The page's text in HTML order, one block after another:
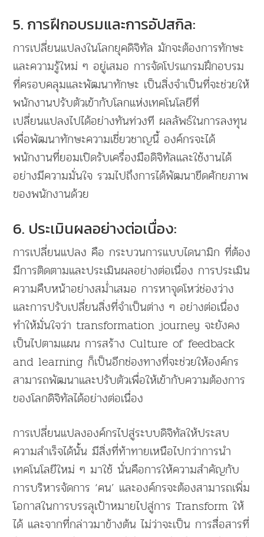
5. การฝึกอบรมและการอัปสกิล:
การเปลี่ยนแปลงในโลกยุคดิจิทัล มักจะต้องการทักษะ
และความรู้ใหม่ ๆ อยู่เสมอ การจัดโปรแกรมฝึกอบรม
ที่ครอบคลุมและพัฒนาทักษะ เป็นสิ่งจำเป็นที่จะช่วยให้
พนักงานปรับตัวเข้ากับโลกแห่งเทคโนโลยีที่
เปลี่ยนแปลงไปได้อย่างทันท่วงที ผลลัพธ์ในการลงทุน
เพื่อพัฒนาทักษะความเชี่ยวชาญนี้ องค์กรจะได้
พนักงานที่ยอมเปิดรับเครื่องมือดิจิทัลและใช้งานได้
อย่างมีความมั่นใจ รวมไปถึงการได้พัฒนาขีดศักยภาพ
ของพนักงานด้วย
6. ประเมินผลอย่างต่อเนื่อง:
การเปลี่ยนแปลง คือ กระบวนการแบบไดนามิก ที่ต้อง
มีการติดตามและประเมินผลอย่างต่อเนื่อง การประเมิน
ความคืบหน้าอย่างสม่ำเสมอ การหาจุดโหว่ช่องว่าง
และการปรับเปลี่ยนสิ่งที่จำเป็นต่าง ๆ อย่างต่อเนื่อง
ทำให้มั่นใจว่า transformation journey จะยังคง
เป็นไปตามแผน การสร้าง Culture of feedback
and learning ก็เป็นอีกช่องทางที่จะช่วยให้องค์กร
สามารถพัฒนาและปรับตัวเพื่อให้เข้ากับความต้องการ
ของโลกดิจิทัลได้อย่างต่อเนื่อง
การเปลี่ยนแปลงองค์กรไปสู่ระบบดิจิทัลให้ประสบ
ความสำเร็จได้นั้น มีสิ่งที่ท้าทายเหนือไปกว่าการนำ
เทคโนโลยีใหม่ ๆ มาใช้ นั่นคือการให้ความสำคัญกับ
การบริหารจัดการ ‘คน’ และองค์กรจะต้องสามารถเพิ่ม
โอกาสในการบรรลุเป้าหมายไปสู่การ Transform ให้
ได้ และจากที่กล่าวมาข้างต้น ไม่ว่าจะเป็น การสื่อสารที่